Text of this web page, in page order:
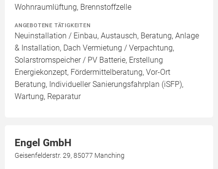
Wohnraumlüftung, Brennstoffzelle
ANGEBOTENE TÄTIGKEITEN
Neuinstallation / Einbau, Austausch, Beratung, Anlage
& Installation, Dach Vermietung / Verpachtung,
Solarstromspeicher / PV Batterie, Erstellung
Energiekonzept, Fördermittelberatung, Vor-Ort
Beratung, Individueller Sanierungsfahrplan (iSFP),
Wartung, Reparatur
Engel GmbH
Geisenfelderstr. 29, 85077 Manching